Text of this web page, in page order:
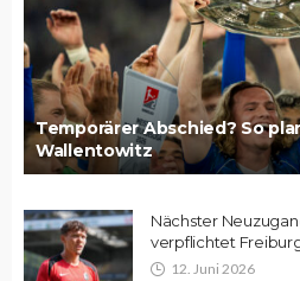
Temporärer Abschied? So
Wallentowitz
Nächster
verpflichtet
12. Juni 2026